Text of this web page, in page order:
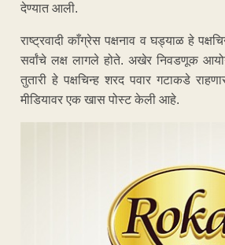
देण्यात आली.
राष्ट्रवादी काँग्रेस पक्षनाव व घड्याळ हे
सर्वांचे लक्ष लागले होते. अखेर निवडणूक
तुतारी हे पक्षचिन्ह शरद पवार गटाकडे
मीडियावर एक खास पोस्ट केली आहे.